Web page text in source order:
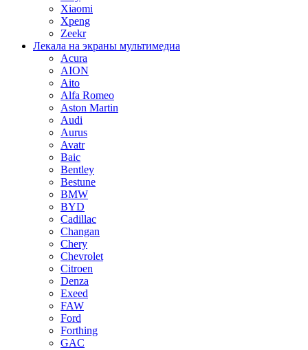
Xiaomi
Xpeng
Zeekr
Лекала на экраны мультимедиа
Acura
AION
Aito
Alfa Romeo
Aston Martin
Audi
Aurus
Avatr
Baic
Bentley
Bestune
BMW
BYD
Cadillac
Changan
Chery
Chevrolet
Citroen
Denza
Exeed
FAW
Ford
Forthing
GAC